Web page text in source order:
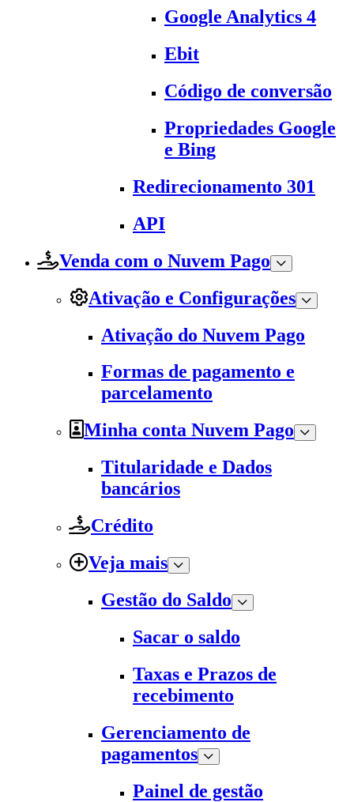
Google Analytics 4
Ebit
Código de conversão
Propriedades Google
e Bing
Redirecionamento 301
API
Venda com o Nuvem Pago
Ativação e Configurações
Ativação do Nuvem Pago
Formas de pagamento e
parcelamento
Minha conta Nuvem Pago
Titularidade e Dados
bancários
Crédito
Veja mais
Gestão do Saldo
Sacar o saldo
Taxas e Prazos de
recebimento
Gerenciamento de
pagamentos
Painel de gestão